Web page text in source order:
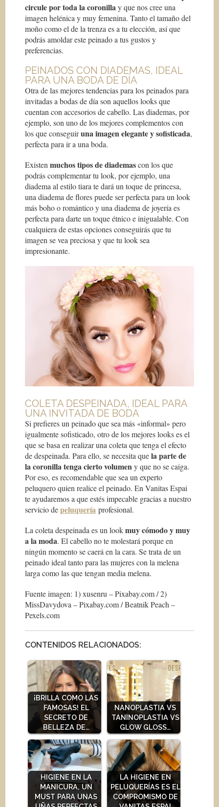
circule por toda la coronillay que nos cree una
imagen helénica y muy femenina. Tanto el tamaño del
moño como el de la trenza es a tu elección, así que
podrás amoldar este peinado a tus gustos y
preferencias.
PEINADOS CON DIADEMAS, IDEAL
PARA UNA BODA DE DÍA
Otra de las mejores tendencias para los peinados para
invitadas a bodas de día son aquellos looks que
cuentan con accesorios de cabello. Las diademas, por
ejemplo, son uno de los mejores complementos con
los que conseguiruna imagen elegante y sofisticada,
perfecta para ir a una boda.
Existenmuchos tipos de diademascon los que
podrás complementar tu look, por ejemplo, una
diadema al estilo tiara te dará un toque de princesa,
una diadema de flores puede ser perfecta para un look
más boho o romántico y una diadema de joyería es
perfecta para darte un toque étnico e inigualable. Con
cualquiera de estas opciones conseguirás que tu
imagen se vea preciosa y que tu look sea
impresionante.
COLETA DESPEINADA, IDEAL PARA
UNA INVITADA DE BODA
Si prefieres un peinado que sea más «informal» pero
igualmente sofisticado, otro de los mejores looks es el
que se basa en realizar una coleta que tenga el efecto
de despeinada. Para ello, se necesita quela parte de
la coronilla tenga cierto volumeny que no se caiga.
Por eso, es recomendable que sea un experto
peluquero quien realice el peinado. En Vanitas Espai
te ayudaremos a que estés impecable gracias a nuestro
servicio depeluquería profesional.
La coleta despeinada es un lookmuy cómodo y muy
a la moda. El cabello no te molestará porque en
ningún momento se caerá en la cara. Se trata de un
peinado ideal tanto para las mujeres con la melena
larga como las que tengan media melena.
Fuente imagen: 1) xusenru – Pixabay.com / 2)
MissDavydova – Pixabay.com / Beatnik Peach –
Pexels.com
CONTENIDOS RELACIONADOS:
¡BRILLA COMO LAS
FAMOSAS! EL
SECRETO DE
BELLEZA DE…
NANOPLASTIA VS
TANINOPLASTIA VS
GLOW GLOSS…
HIGIENE EN LA
MANICURA, UN
MUST PARA UNAS
LA HIGIENE EN
PELUQUERÍAS ES EL
COMPROMISMO DE